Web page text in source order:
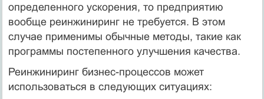
определенного ускорения, то предприятию
вообще реинжиниринг не требуется. В этом
случае применимы обычные методы, такие как
программы постепенного улучшения качества.
Реинжиниринг бизнес-процессов может
использоваться в следующих ситуациях: